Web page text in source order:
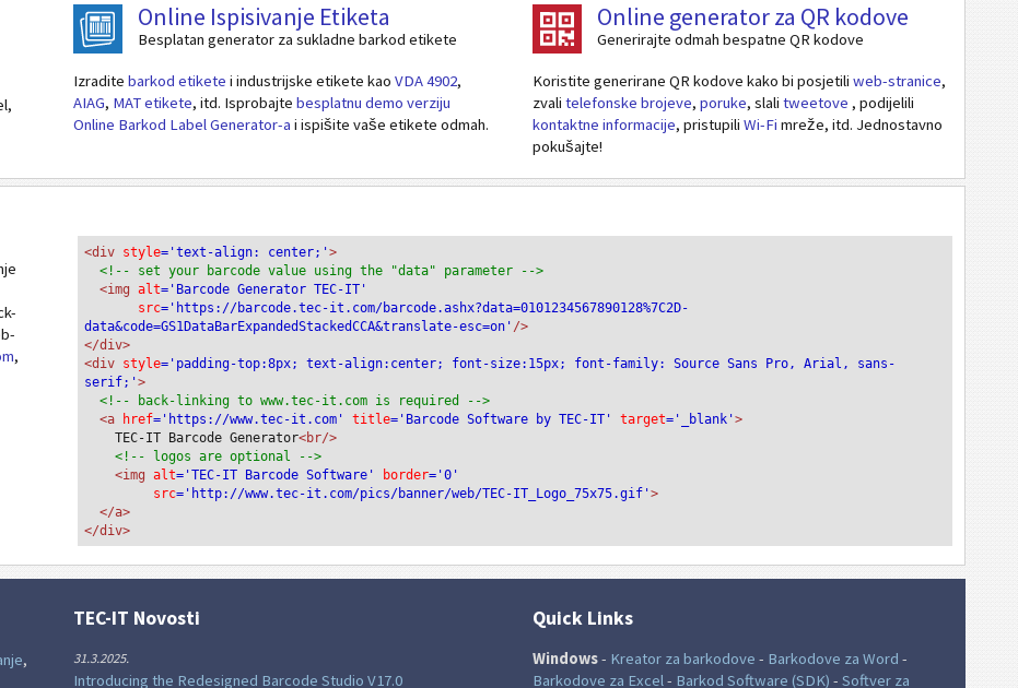
Online Ispisivanje Etiketa
Besplatan generator za sukladne barkod etikete
Izradite barkod etikete i industrijske etikete kao VDA 4902,
AIAG, MAT etikete, itd. Isprobajte besplatnu demo verziju
Online Barkod Label Generator-a i ispišite vaše etikete odmah.
Online generator za QR kodove
Generirajte odmah bespatne QR kodove
Koristite generirane QR kodove kako bi posjetili web-stranice,
zvali telefonske brojeve, poruke, slali tweetove , podijelili
kontaktne informacije, pristupili Wi-Fi mreže, itd. Jednostavno
pokušajte!
,
<div style='text-align: center;'>
<!-- set your barcode value using the "data" parameter -->
<img alt='Barcode Generator TEC-IT'
src='https://barcode.tec-it.com/barcode.ashx?data=0101234567890128%7C2D-
data&code=GS1DataBarExpandedStackedCCA&translate-esc=on' />
</div>
<div style='padding-top:8px; text-align:center; font-size:15px; font-family: Source Sans Pro, Arial, sans-
serif;'>
<!-- back-linking to www.tec-it.com is required -->
<a
href='https://www.tec-it.com' title='Barcode Software by TEC-IT' target='_blank'>
TEC-IT Barcode Generator<br/>
<!-- logos are optional -->
<img alt='TEC-IT Barcode Software' border='0'
src='http://www.tec-it.com/pics/banner/web/TEC-IT_Logo_75x75.gif'>
</a>
</div>
,
TEC-IT Novosti
31.3.2025.
Introducing the Redesigned Barcode Studio V17.0
Quick Links
Windows- Kreator za barkodove - Barkodove za Word -
Barkodove za Excel- Barkod Software (SDK) - Softver za